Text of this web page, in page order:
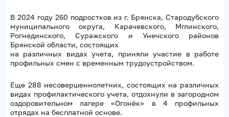
В 2024 году 260 подростков из г. Брянска, Стародубского
муниципального округа, Карачевского, Мглинского,
Рогнединского, Суражского и Унечского районов
Брянской области, состоящих
на различных видах учета, приняли участие в работе
профильных смен с временным трудоустройством.
Еще 288 несовершеннолетних, состоящих на различных
видах профилактического учета, отдохнули в загородном
оздоровительном лагере «Огонёк» в 4 профильных
отрядах на бесплатной основе.